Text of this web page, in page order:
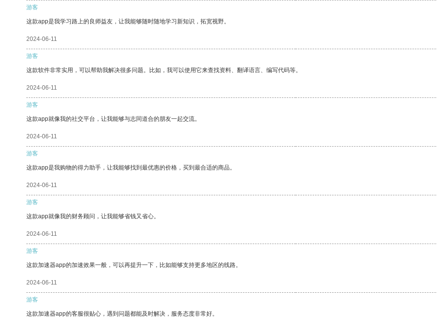
游客
这款app是我学习路上的良师益友，让我能够随时随地学习新知识，拓宽视野。
2024-06-11
游客
这款软件非常实用，可以帮助我解决很多问题。比如，我可以使用它来查找资料、翻译语言、编写代码等。
2024-06-11
游客
这款app就像我的社交平台，让我能够与志同道合的朋友一起交流。
2024-06-11
游客
这款app是我购物的得力助手，让我能够找到最优惠的价格，买到最合适的商品。
2024-06-11
游客
这款app就像我的财务顾问，让我能够省钱又省心。
2024-06-11
游客
这款加速器app的加速效果一般，可以再提升一下，比如能够支持更多地区的线路。
2024-06-11
游客
这款加速器app的客服很贴心，遇到问题都能及时解决，服务态度非常好。